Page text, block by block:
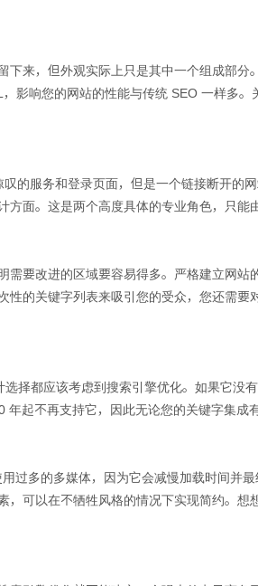
下来，但外观实际上只是其中一个组成部分
影响您的网站的性能与传统 SEO 一样多。
的服务和登录页面，但是一个链接断开的
面。这是两个高度具体的专业角色，只能
要改进的区域要容易得多。严格建立网站
的关键字列表来吸引您的受众，您还需要
择都应该考虑到搜索引擎优化。如果它没有
起不再支持它，因此无论您的关键字集成
过多的多媒体，因为它会减慢加载时间并最
可以在不牺牲风格的情况下实现简约。想